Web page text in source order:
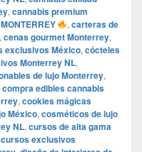
, cannabis premium
MONTERREY ,carteras de
, cenas gourmet Monterrey,
exclusivos México, cócteles
Monterrey NL,
de lujo Monterrey,
compra edibles cannabis
, cookies mágicas
México, cosméticos de lujo
NL, cursos de alta gama
cursos exclusivos